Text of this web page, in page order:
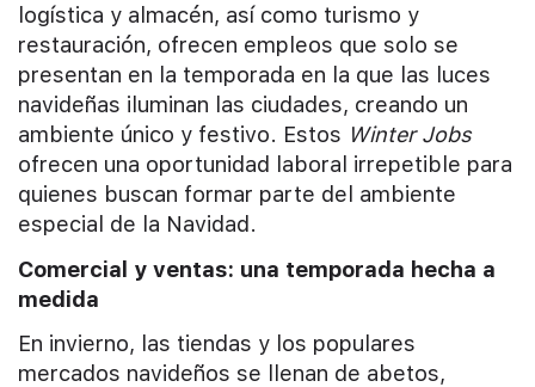
logística y almacén, así como turismo y
restauración, ofrecen empleos que solo se
presentan en la temporada en la que las luces
navideñas iluminan las ciudades, creando un
ambiente único y festivo. Estos Winter Jobs
ofrecen una oportunidad laboral irrepetible para
quienes buscan formar parte del ambiente
especial de la Navidad.
Comercial y ventas: una temporada hecha a
medida
En invierno, las tiendas y los populares
mercados navideños se llenan de abetos,